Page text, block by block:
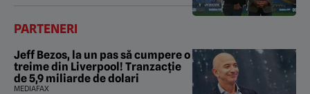
PARTENERI
Jeff Bezos, la un pas să cumpere o
treime din Liverpool! Tranzacție
de 5,9 miliarde de dolari
MEDIAFAX